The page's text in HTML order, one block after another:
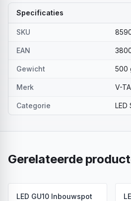
Specificaties
SKU
EAN
Gewicht 500
Merk V-
Categorie LED
Gerelateerde
LED GU10 Inbouwspot